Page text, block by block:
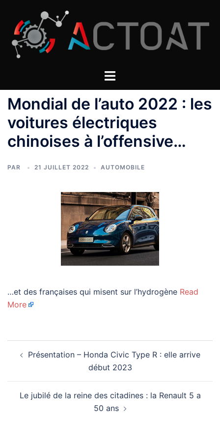
contenu
Mondial de l’auto 2022 : les
voitures électriques
chinoises à l’offensive…
PAR 21 JUILLET 2022 AUTOMOBILE
…et des françaises qui misent sur l’hydrogène Read
More
d’article
Présentation – Honda Civic Type R : elle arrive
début 2023
Le jubilé de la reine des citadines : la Renault 5 a
50 ans